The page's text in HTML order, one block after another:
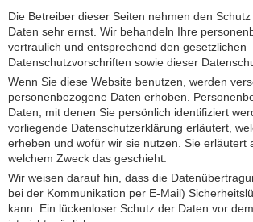
Die Betreiber dieser Seiten nehmen den
Daten sehr ernst. Wir behandeln Ihre
vertraulich und entsprechend den gesetzlichen
Datenschutzvorschriften sowie dieser
Wenn Sie diese Website benutzen, werden
personenbezogene Daten erhoben.
Daten, mit denen Sie persönlich identifiziert
vorliegende Datenschutzerklärung erläutert,
erheben und wofür wir sie nutzen. Sie erläutert
welchem Zweck das geschieht.
Wir weisen darauf hin, dass die
bei der Kommunikation per E-Mail)
kann. Ein lückenloser Schutz der Daten vor